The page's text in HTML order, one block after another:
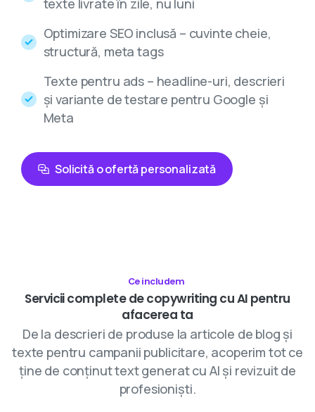
texte livrate în zile, nu luni
Optimizare SEO inclusă – cuvinte cheie,
structură, meta tags
Texte pentru ads – headline-uri, descrieri
și variante de testare pentru Google și
Meta
Solicită o ofertă personalizată
Ce includem
Serviciicompletedecopywriting cuAI pentru
afacerea ta
De la descrieri de produse la articole de blog și
texte pentru campanii publicitare, acoperim tot ce
ține de conținut text generat cu AI și revizuit de
profesioniști.